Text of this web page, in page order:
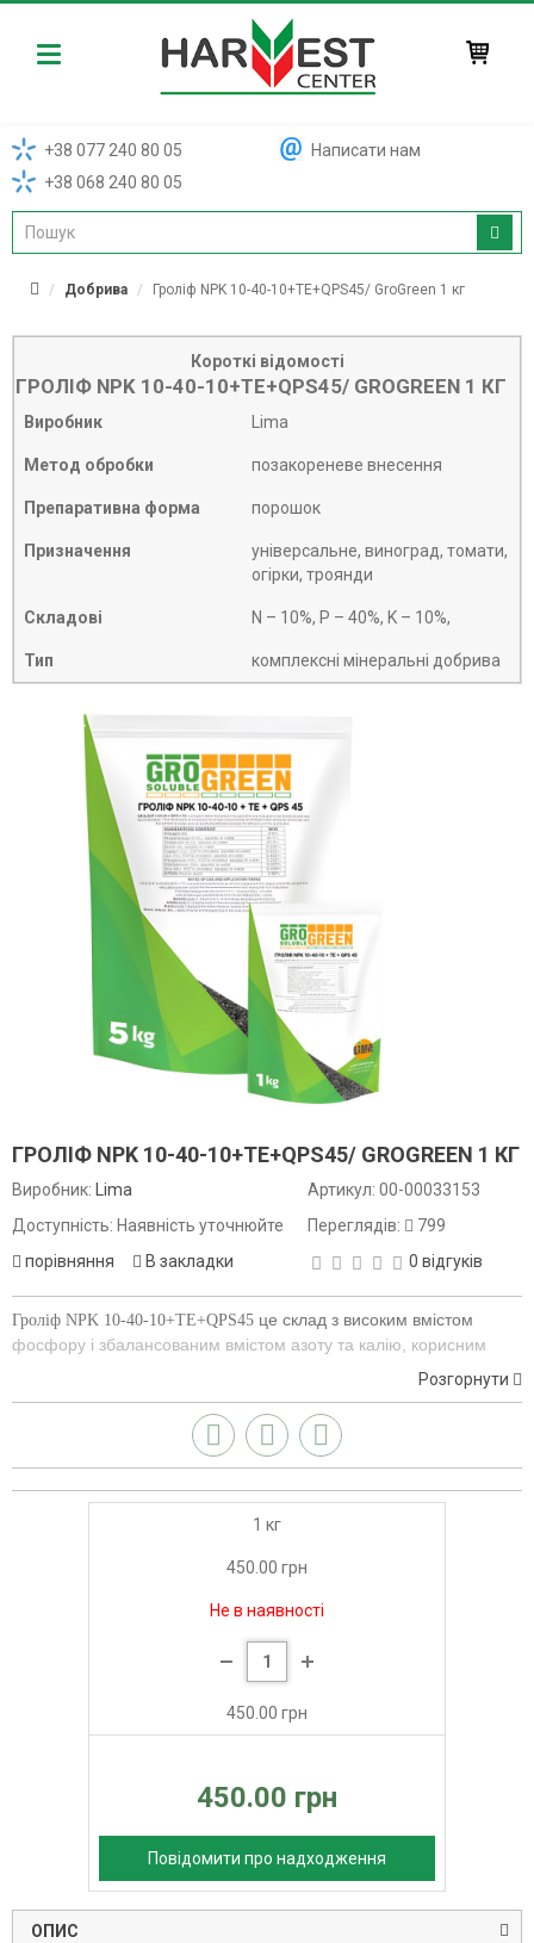
Harvest
+38 077 240 80 05
+38 068 240 80 05
Написати нам
Добрива Гроліф NPK 10-40-10+TE+QPS45/ GroGreen 1 кг
Короткі відомості
ГРОЛІФ NPK 10-40-10+TE+QPS45/ GROGREEN 1 КГ
Виробник Lima
Метод обробки позакореневе внесення
Препаративна форма порошок
Призначення
універсальне, виноград, томати,
огірки, троянди
Складові N – 10%, P – 40%, K – 10%,
Тип комплексні мінеральні добрива
ГРОЛІФ NPK 10-40-10+TE+QPS45/ GROGREEN 1 КГ
Виробник:
Lima
Доступність: Наявність уточнюйте
порівняння
В закладки
Артикул: 00-00033153
Переглядів:
799
0 відгуків
Гроліф NPK 10-40-10+TE+QPS45 це склад з високим вмістом
фосфору і збалансованим вмістом азоту та калію, корисним
коли необхідний високий вміст фосфору. Рекомендується
використовувати як позакореневе живлення на етапах розвитку
коренів і початку цвітіння.
Розгорнути
1 кг
450.00 грн
Не в наявності
450.00 грн
450.00 грн
Повідомити про надходження
ОПИС